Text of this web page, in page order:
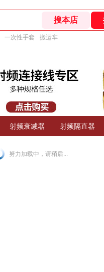
一次性手套 搬运车
射频衰减器 射频隔直器
努力加载中，请稍后...